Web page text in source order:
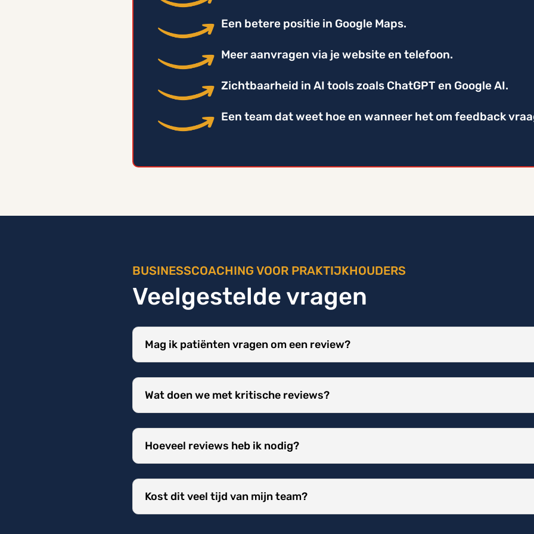
Een betere positie in Google Maps.
Meer aanvragen via je website en telefoon.
Zichtbaarheid in AI tools zoals ChatGPT en Google AI.
Een team dat weet hoe en wanneer het om feedback
BUSINESSCOACHING VOOR PRAKTIJKHOUDERS
Veelgestelde vragen
Mag ik patiënten vragen om een review?
Wat doen we met kritische reviews?
Hoeveel reviews heb ik nodig?
Kost dit veel tijd van mijn team?